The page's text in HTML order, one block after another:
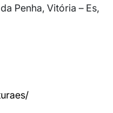
Penha, Vitória – Es,